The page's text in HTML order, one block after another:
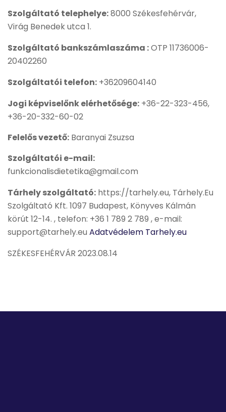
Szolgáltató telephelye:8000 Székesfehérvár,
Virág Benedek utca 1.
Szolgáltató bankszámlaszáma :OTP 11736006-
20402260
Szolgáltatói telefon: +36209604140
Jogi képviselőnk elérhetősége: +36-22-323-456,
+36-20-332-60-02
Felelős vezető: Baranyai Zsuzsa
Szolgáltatói e-mail:
funkcionalisdietetika@gmail.com
Tárhely szolgáltató: https://tarhely.eu, Tárhely.Eu
Szolgáltató Kft. 1097 Budapest, Könyves Kálmán
körút 12-14. , telefon: +36 1 789 2 789 , e-mail:
support@tarhely.eu Adatvédelem Tarhely.eu
SZÉKESFEHÉRVÁR 2023.08.14